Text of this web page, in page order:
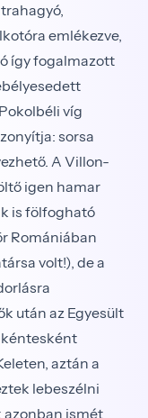
emlékezve,
így fogalmazott
víg
sorsa
A Villon-
igen hamar
is fölfogható
Romániában
volt!), de a
után az Egyesült
aztán a
lebeszélni
azonban ismét